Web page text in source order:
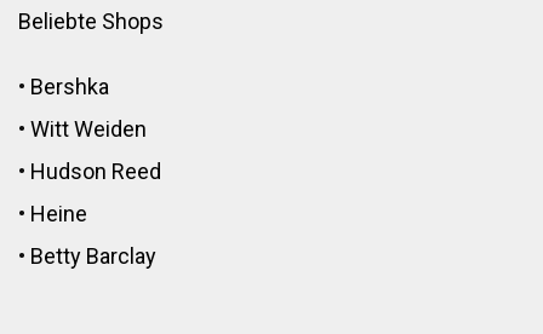
Beliebte Shops
• Bershka
• Witt Weiden
• Hudson Reed
• Heine
• Betty Barclay